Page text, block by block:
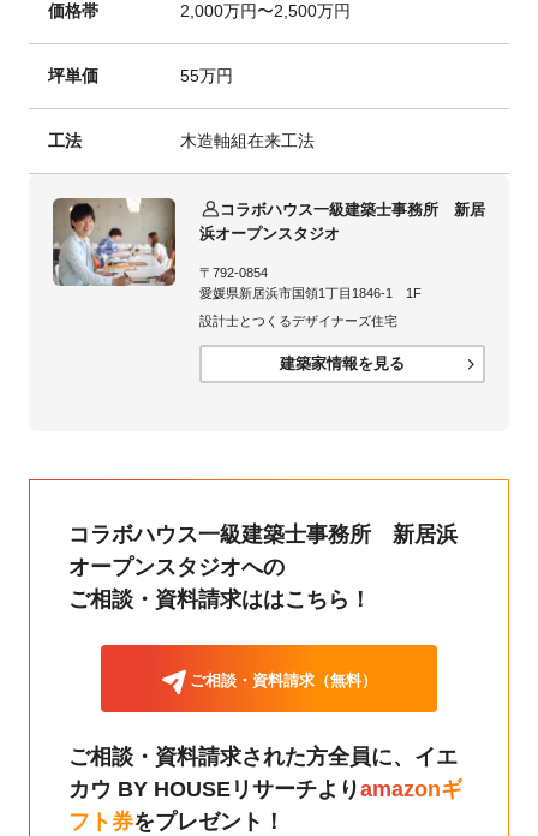
価格帯 2,000万円〜2,500万円
坪単価 55万円
工法 木造軸組在来工法
コラボハウス一級建築士事務所 新居
浜オープンスタジオ
〒792-0854
愛媛県新居浜市国領1丁目1846-1 1F
設計士とつくるデザイナーズ住宅
建築家情報を見る
コラボハウス一級建築士事務所 新居浜
オープンスタジオへの
ご相談・資料請求ははこちら！
ご相談・資料請求（無料）
ご相談・資料請求された方全員に、 イエ
カウ BY HOUSEリサーチよりamazonギ
フト券をプレゼント！